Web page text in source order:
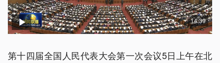
14:39
第十四届全国人民代表大会第一次会议5日上午在北